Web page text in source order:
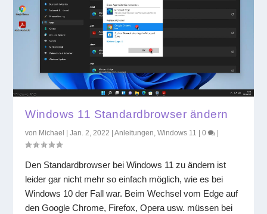
Windows 11 Standardbrowser ändern
von Michael |Jan. 2, 2022 |Anleitungen,Windows 11 |0
Den Standardbrowser bei Windows 11 zu ändern ist
leider gar nicht mehr so einfach möglich, wie es bei
Windows 10 der Fall war. Beim Wechsel vom Edge auf
den Google Chrome, Firefox, Opera usw. müssen bei